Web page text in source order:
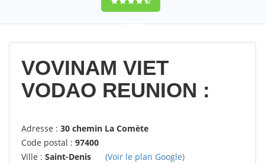
9,4(100%)
14358votes
VOVINAM VIET
VODAO REUNION :
Adresse : 30 chemin La Comète
Code postal : 97400
Ville : Saint-Denis
(Voir le plan Google)